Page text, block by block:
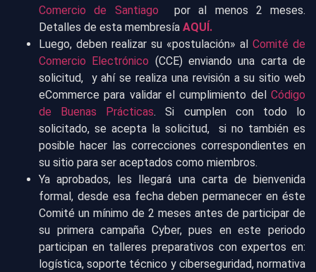
Comercio de Santiago por al menos 2 meses.
Detalles de esta membresía AQUÍ.
Luego, deben realizar su «postulación» al Comité de
Comercio Electrónico (CCE) enviando una carta de
solicitud, y ahí se realiza una revisión a su sitio web
eCommerce para validar el cumplimiento del Código
de Buenas Prácticas. Si cumplen con todo lo
solicitado, se acepta la solicitud, si no también es
posible hacer las correcciones correspondientes en
su sitio para ser aceptados como miembros.
Ya aprobados, les llegará una carta de bienvenida
formal, desde esa fecha deben permanecer en éste
Comité un mínimo de 2 meses antes de participar de
su primera campaña Cyber, pues en este periodo
participan en talleres preparativos con expertos en:
logística, soporte técnico y ciberseguridad, normativa